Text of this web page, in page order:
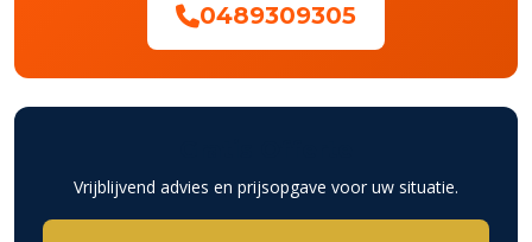
0489309305
Vrijblijvend advies en prijsopgave voor uw situatie.